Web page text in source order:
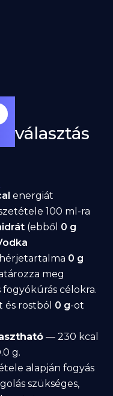
választás
energiát
100 ml-ra
(ebből 0 g
0 g
meg
célokra.
és rostból 0 g-ot
— 230 kcal
g.
alapján fogyás
szükséges,